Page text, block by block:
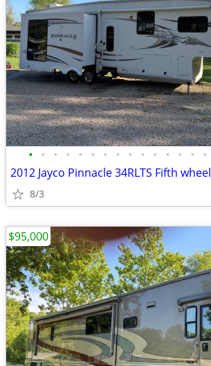
• • • • • • • • • • • • • • •
2012 Jayco Pinnacle 34RLTS Fifth wheel
8/3
$95,000